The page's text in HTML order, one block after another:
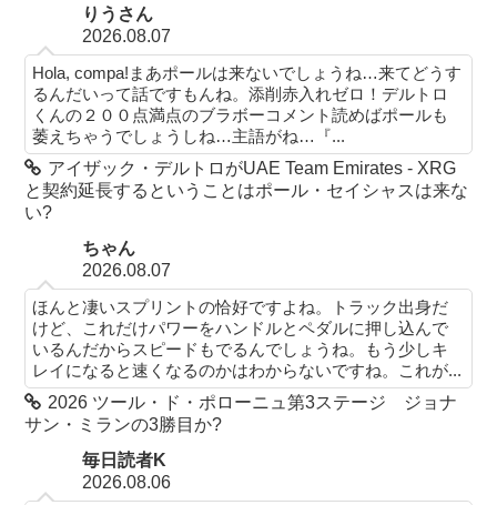
りうさん
2026.08.07
Hola, compa!まあポールは来ないでしょうね…来てどうす
るんだいって話ですもんね。添削赤入れゼロ！デルトロ
くんの２００点満点のブラボーコメント読めばポールも
萎えちゃうでしょうしね…主語がね…『...
アイザック・デルトロがUAE Team Emirates - XRG
と契約延長するということはポール・セイシャスは来な
い?
ちゃん
2026.08.07
ほんと凄いスプリントの恰好ですよね。トラック出身だ
けど、これだけパワーをハンドルとペダルに押し込んで
いるんだからスピードもでるんでしょうね。もう少しキ
レイになると速くなるのかはわからないですね。これが...
2026 ツール・ド・ポローニュ第3ステージ ジョナ
サン・ミランの3勝目か?
毎日読者K
2026.08.06